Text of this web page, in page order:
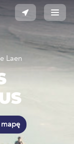
Laen